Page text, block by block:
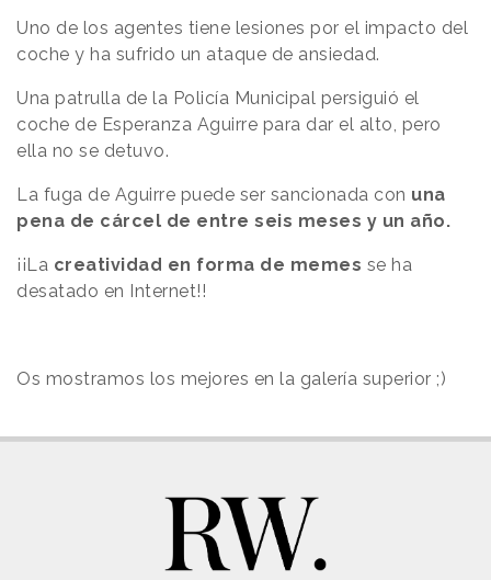
Uno de los agentes tiene lesiones por el impacto del
coche y ha sufrido un ataque de ansiedad.
Una patrulla de la Policía Municipal persiguió el
coche de Esperanza Aguirre para dar el alto, pero
ella no se detuvo.
La fuga de Aguirre puede ser sancionada con una
pena de cárcel de entre seis meses y un año.
¡¡La creatividad en forma de memes se ha
desatado en Internet!!
Os mostramos los mejores en la galería superior ;)